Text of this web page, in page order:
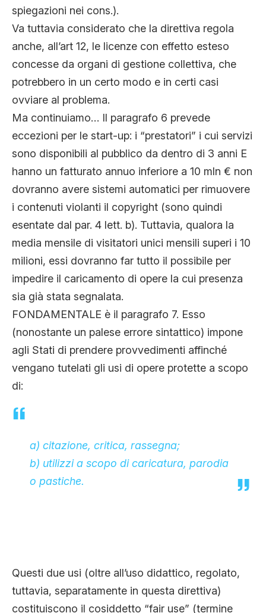
spiegazioni nei cons.).
Va tuttavia considerato che la direttiva regola
anche, all’art 12, le licenze con effetto esteso
concesse da organi di gestione collettiva, che
potrebbero in un certo modo e in certi casi
ovviare al problema.
Ma continuiamo… Il paragrafo 6 prevede
eccezioni per le start-up: i “prestatori” i cui servizi
sono disponibili al pubblico da dentro di 3 anni E
hanno un fatturato annuo inferiore a 10 mln € non
dovranno avere sistemi automatici per rimuovere
i contenuti violanti il copyright (sono quindi
esentate dal par. 4 lett. b). Tuttavia, qualora la
media mensile di visitatori unici mensili superi i 10
milioni, essi dovranno far tutto il possibile per
impedire il caricamento di opere la cui presenza
sia già stata segnalata.
FONDAMENTALE è il paragrafo 7. Esso
(nonostante un palese errore sintattico) impone
agli Stati di prendere provvedimenti affinché
vengano tutelati gli usi di opere protette a scopo
di:
a) citazione, critica, rassegna;
b) utilizzi a scopo di caricatura, parodia
o pastiche.
Questi due usi (oltre all’uso didattico, regolato,
tuttavia, separatamente in questa direttiva)
costituiscono il cosiddetto “fair use” (termine